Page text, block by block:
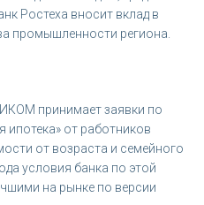
Ростеха вносит вклад в
промышленности региона.
принимает заявки по
ипотека» от работников
от возраста и семейного
условия банка по этой
на рынке по версии